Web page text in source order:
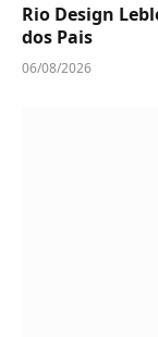
Rio Design
dos Pais
06/08/2026